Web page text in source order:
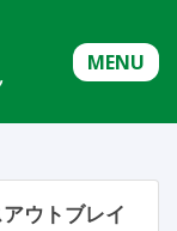
MENU
ウトブレイ